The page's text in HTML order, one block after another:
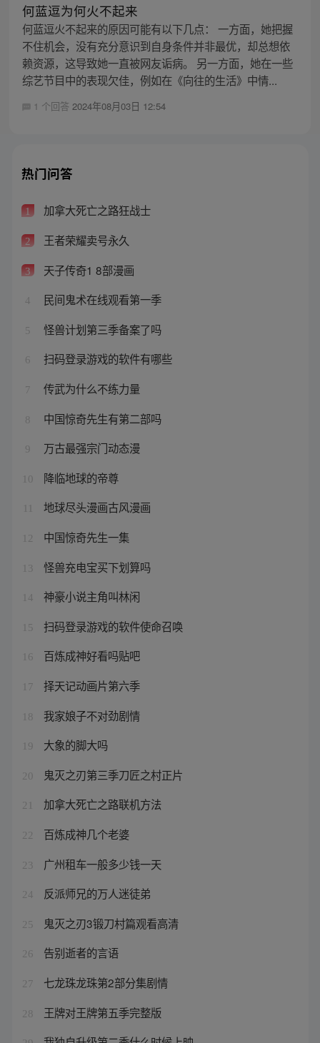
何蓝逗为何火不起来
何蓝逗火不起来的原因可能有以下几点： 一方面，她把握
不住机会，没有充分意识到自身条件并非最优，却总想依
赖资源，这导致她一直被网友诟病。 另一方面，她在一些
综艺节目中的表现欠佳，例如在《向往的生活》中情...
1 个回答 2024年08月03日 12:54
热门问答
1 加拿大死亡之路狂战士
2 王者荣耀卖号永久
3 天子传奇1 8部漫画
4 民间鬼术在线观看第一季
5 怪兽计划第三季备案了吗
6 扫码登录游戏的软件有哪些
7 传武为什么不练力量
8 中国惊奇先生有第二部吗
9 万古最强宗门动态漫
10 降临地球的帝尊
地球尽头漫画古风漫画
12 中国惊奇先生一集
13 怪兽充电宝买下划算吗
14 神豪小说主角叫林闲
15 扫码登录游戏的软件使命召唤
16 百炼成神好看吗贴吧
17 择天记动画片第六季
18 我家娘子不对劲剧情
19 大象的脚大吗
20 鬼灭之刃第三季刀匠之村正片
21 加拿大死亡之路联机方法
22 百炼成神几个老婆
23 广州租车一般多少钱一天
24 反派师兄的万人迷徒弟
25 鬼灭之刃3锻刀村篇观看高清
26 告别逝者的言语
27 七龙珠龙珠第2部分集剧情
28 王牌对王牌第五季完整版